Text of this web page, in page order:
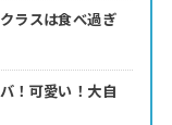
ラスは食べ過ぎ
！可愛い！大自